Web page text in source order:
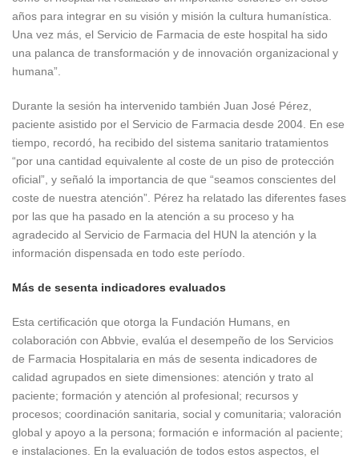
años para integrar en su visión y misión la cultura humanística.
Una vez más, el Servicio de Farmacia de este hospital ha sido
una palanca de transformación y de innovación organizacional y
humana”.
Durante la sesión ha intervenido también Juan José Pérez,
paciente asistido por el Servicio de Farmacia desde 2004. En ese
tiempo, recordó, ha recibido del sistema sanitario tratamientos
“por una cantidad equivalente al coste de un piso de protección
oficial”, y señaló la importancia de que “seamos conscientes del
coste de nuestra atención”. Pérez ha relatado las diferentes fases
por las que ha pasado en la atención a su proceso y ha
agradecido al Servicio de Farmacia del HUN la atención y la
información dispensada en todo este período.
Más de sesenta indicadores evaluados
Esta certificación que otorga la Fundación Humans, en
colaboración con Abbvie, evalúa el desempeño de los Servicios
de Farmacia Hospitalaria en más de sesenta indicadores de
calidad agrupados en siete dimensiones: atención y trato al
paciente; formación y atención al profesional; recursos y
procesos; coordinación sanitaria, social y comunitaria; valoración
global y apoyo a la persona; formación e información al paciente;
e instalaciones. En la evaluación de todos estos aspectos, el